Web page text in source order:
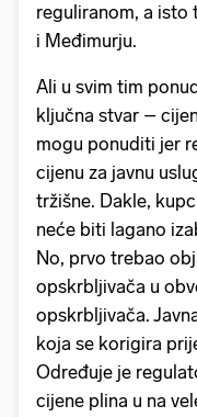
reguliranom, a isto
i Međimurju.
Ali u svim tim
ključna stvar –
mogu ponuditi jer
cijenu za javnu
tržišne. Dakle,
neće biti lagano
No, prvo trebao
opskrbljivača u
opskrbljivača.
koja se korigira
Određuje je
cijene plina u na